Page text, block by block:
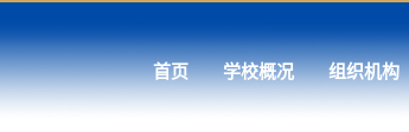
首页 学校概况 组织机构